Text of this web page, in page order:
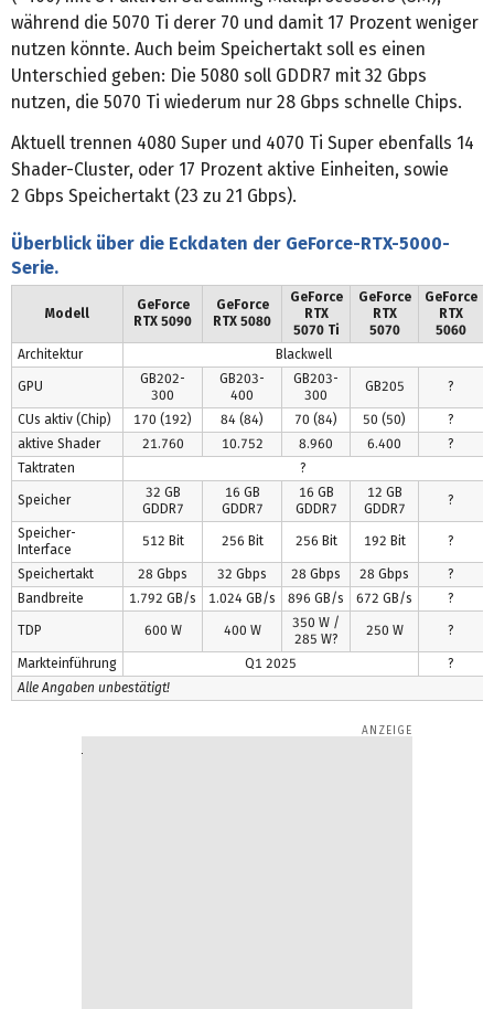
während die 5070 Ti derer 70 und damit 17 Prozent weniger
nutzen könnte. Auch beim Speichertakt soll es einen
Unterschied geben: Die 5080 soll GDDR7 mit 32 Gbps
nutzen, die 5070 Ti wiederum nur 28 Gbps schnelle Chips.
Aktuell trennen 4080 Super und 4070 Ti Super ebenfalls 14
Shader-Cluster, oder 17 Prozent aktive Einheiten, sowie
2 Gbps Speichertakt (23 zu 21 Gbps).
Überblick über die Eckdaten der GeForce-RTX-5000-
Serie.
Modell
GeForce
RTX 5090
GeForce
RTX 5080
GeForce
RTX
5070 Ti
GeForce
RTX
5070
GeForce
RTX
5060
Architektur
Blackwell
GPU
GB202-
300
GB203-
400
GB203-
300
GB205 ?
CUs aktiv (Chip) 170 (192) 84 (84) 70 (84) 50 (50)
?
aktive Shader
21.760 10.752 8.960 6.400
?
Taktraten
?
Speicher
32 GB
GDDR7
16 GB
GDDR7
16 GB
GDDR7
12 GB
GDDR7
?
Speicher-
Interface
512 Bit 256 Bit 256 Bit 192 Bit ?
Speichertakt 28 Gbps 32 Gbps 28 Gbps 28 Gbps
?
Bandbreite
1.792 GB/s 1.024 GB/s 896 GB/s 672 GB/s ?
TDP 600 W 400 W
350 W /
285 W?
250 W ?
Markteinführung Q1 2025
?
Alle Angaben unbestätigt!